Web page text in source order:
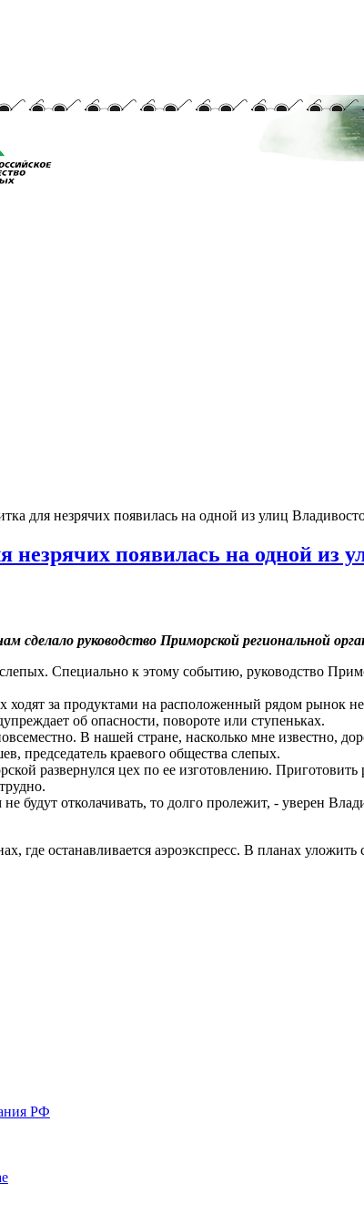
для незрячих появилась на одной из улиц
появилась на одной из
руководство Приморской региональной
Специально к этому событию, руководство
за продуктами на расположенный рядом рынок
об опасности, повороте или ступеньках.
В нашей стране, насколько мне известно,
председатель краевого общества слепых.
развернулся цех по ее изготовлению. Приготовить
будут отколачивать, то долго пролежит, - уверен
где останавливается аэроэкспресс. В планах
РФ